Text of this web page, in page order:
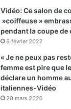
Vidéo: Ce salon de
»coiffeuse »
pendant la coupe de
6 février 2022
« Je ne peux pas
femme est pire que
déclare un homme
italiennes-Vidéo
20 mars 2020